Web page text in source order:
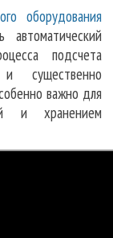
оборудования
автоматический
подсчета
существенно
важно для
и хранением